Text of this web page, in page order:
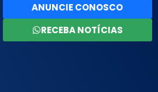
ANUNCIE CONOSCO
RECEBA NOTÍCIAS